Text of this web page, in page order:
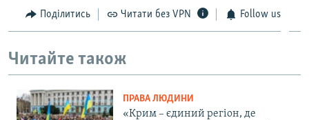
Поділитись Читати без VPN Follow us
Читайте також
ПРАВА ЛЮДИНИ
«Крим – єдиний регіон, де